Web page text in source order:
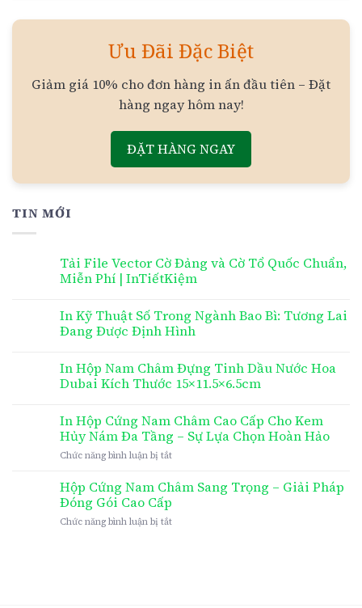
Ưu Đãi Đặc Biệt
Giảm giá 10% cho đơn hàng in ấn đầu tiên – Đặt
hàng ngay hôm nay!
ĐẶT HÀNG NGAY
TIN MỚI
Tải File Vector Cờ Đảng và Cờ Tổ Quốc Chuẩn,
Miễn Phí | InTiếtKiệm
In Kỹ Thuật Số Trong Ngành Bao Bì: Tương Lai
Đang Được Định Hình
In Hộp Nam Châm Đựng Tinh Dầu Nước Hoa
Dubai Kích Thước 15×11.5×6.5cm
In Hộp Cứng Nam Châm Cao Cấp Cho Kem
Hủy Nám Đa Tầng – Sự Lựa Chọn Hoàn Hảo
Chức năng bình luận bị tắtở
Hộp
Cứng
Châm
Hộp Cứng Nam Châm Sang Trọng – Giải Pháp
Đóng Gói Cao Cấp
Chức năng bình luận bị tắtở